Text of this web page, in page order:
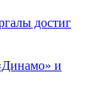
достиг
и